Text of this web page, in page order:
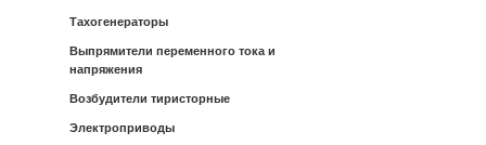
Тахогенераторы
Выпрямители переменного тока и
напряжения
Возбудители тиристорные
Электроприводы